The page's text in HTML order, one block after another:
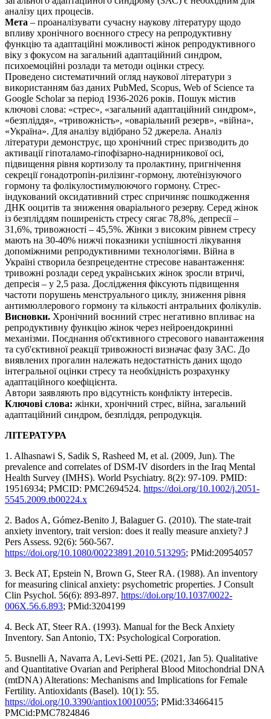
аналізу цих процесів.
Мета – проаналізувати сучасну наукову літературу щодо
впливу хронічного воєнного стресу на репродуктивну
функцію та адаптаційні можливості жінок репродуктивного
віку з фокусом на загальний адаптаційний синдром,
психоемоційні розлади та методи оцінки стресу.
Проведено систематичний огляд наукової літератури з
використанням баз даних PubMed, Scopus, Web of Science та
Google Scholar за період 1936-2026 років. Пошук містив
ключові слова: «стрес», «загальний адаптаційний синдром»,
«безпліддя», «тривожність», «оваріальний резерв», «війна»,
«Україна». Для аналізу відібрано 52 джерела. Аналіз
літератури демонструє, що хронічний стрес призводить до
активації гіпоталамо-гіпофізарно-наднирникової осі,
підвищення рівня кортизолу та пролактину, пригнічення
секреції гонадотропін-рилізинг-гормону, лютеїнізуючого
гормону та фолікулостимулюючого гормону. Стрес-
індукований оксидативний стрес спричиняє пошкодження
ДНК ооцитів та зниження оваріального резерву. Серед жінок
із безпліддям поширеність стресу сягає 78,8%, депресії –
31,6%, тривожності – 45,5%. Жінки з високим рівнем стресу
мають на 30-40% нижчі показники успішності лікування
допоміжними репродуктивними технологіями. Війна в
Україні створила безпрецедентне стресове навантаження:
тривожні розлади серед українських жінок зросли втричі,
депресія – у 2,5 раза. Дослідження фіксують підвищення
частоти порушень менструального циклу, зниження рівня
антимюллерового гормону та кількості антральних фолікулів.
Висновки. Хронічний воєнний стрес негативно впливає на
репродуктивну функцію жінок через нейроендокринні
механізми. Поєднання об'єктивного стресового навантаження
та суб'єктивної реакції тривожності визначає фазу ЗАС. До
виявлених прогалин належать недостатність даних щодо
інтегральної оцінки стресу та необхідність розрахунку
адаптаційного коефіцієнта.
Автори заявляють про відсутність конфлікту інтересів.
Ключові слова: жінки, хронічний стрес, війна, загальний
адаптаційний синдром, безпліддя, репродукція.
ЛІТЕРАТУРА
1. Alhasnawi S, Sadik S, Rasheed M, et al. (2009, Jun). The
prevalence and correlates of DSM-IV disorders in the Iraq Mental
Health Survey (IMHS). World Psychiatry. 8(2): 97-109. PMID:
19516934; PMCID: PMC2694524. https://doi.org/10.1002/j.2051-
5545.2009.tb00224.x
2. Bados A, Gómez-Benito J, Balaguer G. (2010). The state-trait
anxiety inventory, trait version: does it really measure anxiety? J
Pers Assess. 92(6): 560-567.
https://doi.org/10.1080/00223891.2010.513295; PMid:20954057
3. Beck AT, Epstein N, Brown G, Steer RA. (1988). An inventory
for measuring clinical anxiety: psychometric properties. J Consult
Clin Psychol. 56(6): 893-897. https://doi.org/10.1037/0022-
006X.56.6.893; PMid:3204199
4. Beck AT, Steer RA. (1993). Manual for the Beck Anxiety
Inventory. San Antonio, TX: Psychological Corporation.
5. Busnelli A, Navarra A, Levi-Setti PE. (2021, Jan 5). Qualitative
and Quantitative Ovarian and Peripheral Blood Mitochondrial DNA
(mtDNA) Alterations: Mechanisms and Implications for Female
Fertility. Antioxidants (Basel). 10(1): 55.
https://doi.org/10.3390/antiox10010055; PMid:33466415
PMCid:PMC7824846